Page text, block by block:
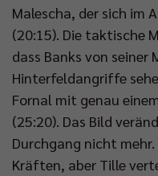
Malescha, der sich im
(20:15). Die taktische
dass Banks von
Hinterfeldangriffe
Fornal mit genau
(25:20). Das Bild
Durchgang nicht
Kräften, aber Tille